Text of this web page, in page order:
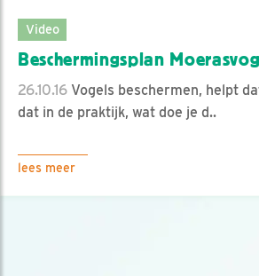
Video
Beschermingsplan
26.10.16 Vogels beschermen, helpt
dat in de praktijk, wat doe je d..
lees meer